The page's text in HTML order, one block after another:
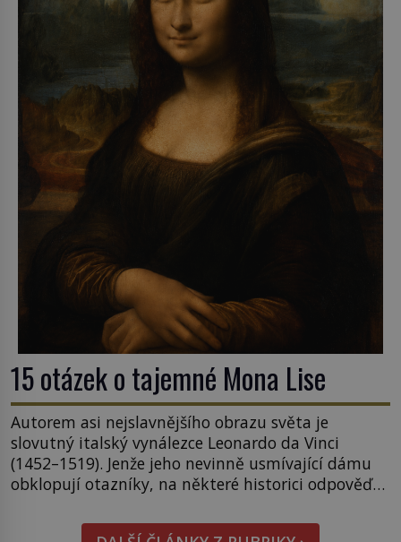
15 otázek o tajemné Mona Lise
Autorem asi nejslavnějšího obrazu světa je
slovutný italský vynálezce Leonardo da Vinci
(1452–1519). Jenže jeho nevinně usmívající dámu
obklopují otazníky, na některé historici odpověď
pověsil Napoleon? Samotný císař Napoleon